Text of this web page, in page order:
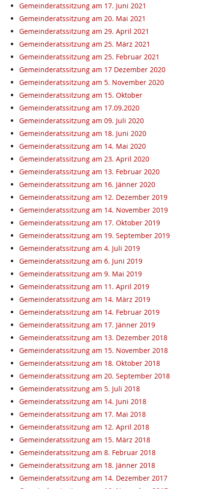
Gemeinderatssitzung am 17. Juni 2021
Gemeinderatssitzung am 20. Mai 2021
Gemeinderatssitzung am 29. April 2021
Gemeinderatssitzung am 25. März 2021
Gemeinderatssitzung am 25. Februar 2021
Gemeinderatssitzung am 17 Dezember 2020
Gemeinderatssitzung am 5. November 2020
Gemeinderatssitzung am 15. Oktober
Gemeinderatssitzung am 17.09.2020
Gemeinderatssitzung am 09. Juli 2020
Gemeinderatssitzung am 18. Juni 2020
Gemeinderatssitzung am 14. Mai 2020
Gemeinderatssitzung am 23. April 2020
Gemeinderatssitzung am 13. Februar 2020
Gemeinderatssitzung am 16. Jänner 2020
Gemeinderatssitzung am 12. Dezember 2019
Gemeinderatssitzung am 14. November 2019
Gemeinderatssitzung am 17. Oktober 2019
Gemeinderatssitzung am 19. September 2019
Gemeinderatssitzung am 4. Juli 2019
Gemeinderatssitzung am 6. Juni 2019
Gemeinderatssitzung am 9. Mai 2019
Gemeinderatssitzung am 11. April 2019
Gemeinderatssitzung am 14. März 2019
Gemeinderatssitzung am 14. Februar 2019
Gemeinderatssitzung am 17. Jänner 2019
Gemeinderatssitzung am 13. Dezember 2018
Gemeinderatssitzung am 15. November 2018
Gemeinderatssitzung am 18. Oktober 2018
Gemeinderatssitzung am 20. September 2018
Gemeinderatssitzung am 5. Juli 2018
Gemeinderatssitzung am 14. Juni 2018
Gemeinderatssitzung am 17. Mai 2018
Gemeinderatssitzung am 12. April 2018
Gemeinderatssitzung am 15. März 2018
Gemeinderatssitzung am 8. Februar 2018
Gemeinderatssitzung am 18. Jänner 2018
Gemeinderatssitzung am 14. Dezember 2017